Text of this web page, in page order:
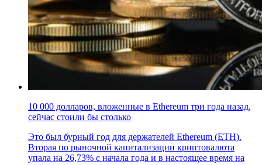
10 000 долларов, вложенные в Ethereum три года назад,
сейчас стоили бы столько
Это был бурный год для держателей Ethereum (ETH).
Вторая по рыночной капитализации криптовалюта
упала на 26,73% с начала года и в настоящее время на